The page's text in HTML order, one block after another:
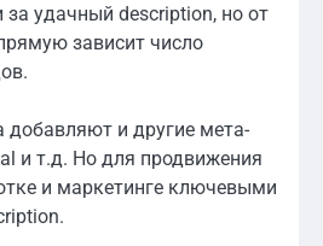
за удачный description, но от
зависит число
добавляют и другие мета-
и т.д. Но для продвижения
и маркетинге ключевыми